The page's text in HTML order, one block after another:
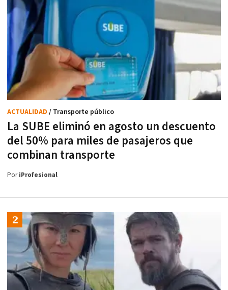
La SUBE eliminó en agosto un descuento
del 50% para miles de pasajeros que
combinan transporte
ACTUALIDAD / Transporte público
PoriProfesional